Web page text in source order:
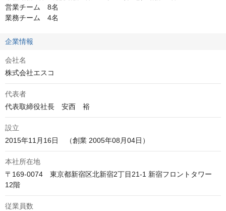
営業チーム　8名
業務チーム　4名
企業情報
会社名
株式会社エスコ
代表者
代表取締役社長　安西　裕
設立
2015年11月16日　（創業 2005年08月04日）
本社所在地
〒169-0074　東京都新宿区北新宿2丁目21-1 新宿フロントタワー
12階
従業員数